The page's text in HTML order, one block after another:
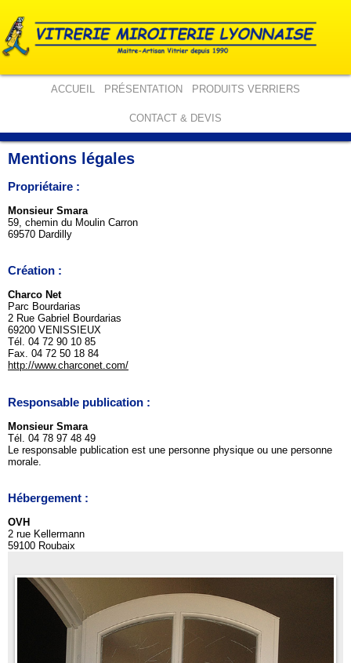
ACCUEIL PRÉSENTATION PRODUITS VERRIERS
CONTACT & DEVIS
Mentions légales
Propriétaire :
Monsieur Smara
59, chemin du Moulin Carron
69570 Dardilly
Création :
Charco Net
Parc Bourdarias
2 Rue Gabriel Bourdarias
69200 VENISSIEUX
Tél. 04 72 90 10 85
Fax. 04 72 50 18 84
http://www.charconet.com/
Responsable publication :
Monsieur Smara
Tél. 04 78 97 48 49
Le responsable publication est une personne physique ou une personne
morale.
Hébergement :
OVH
2 rue Kellermann
59100 Roubaix